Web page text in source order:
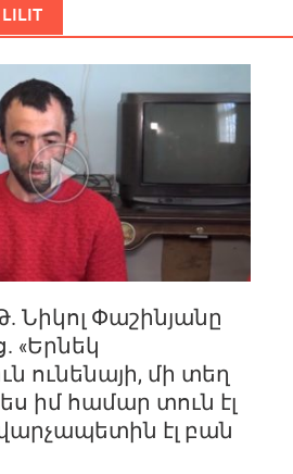
LILIT
Նիկոլ Փաշինյանը
«Երնեկ
ունենայի, մի տեղ
իմ համար տուն էլ
էլ բան